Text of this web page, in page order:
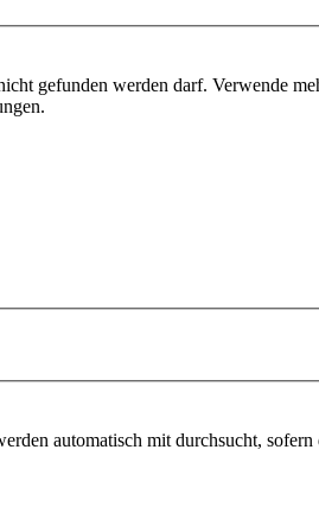
gefunden werden darf. Verwende
automatisch mit durchsucht,